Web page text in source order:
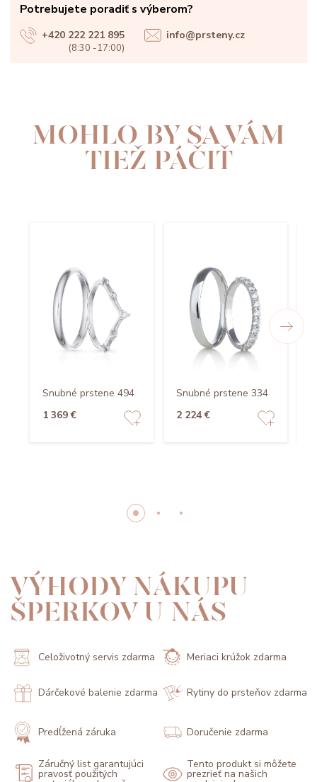
Potrebujete poradiť s výberom?
+420 222 221 895
(8:30 -17:00)
info@prsteny.cz
MOHLO BY SA VÁM
TIEŽ PÁČIŤ
Snubné prstene 494
1 369 €
Snubné prstene 334
2 224 €
VÝHODY NÁKUPU
ŠPERKOV U NÁS
Celoživotný servis zdarma Meriaci krúžok zdarma
Dárčekové balenie zdarma Rytiny do prsteňov zdarma
Predĺžená záruka Doručenie zdarma
Záručný list garantujúci
pravosť použitých
Tento produkt si môžete
prezrieť na našich